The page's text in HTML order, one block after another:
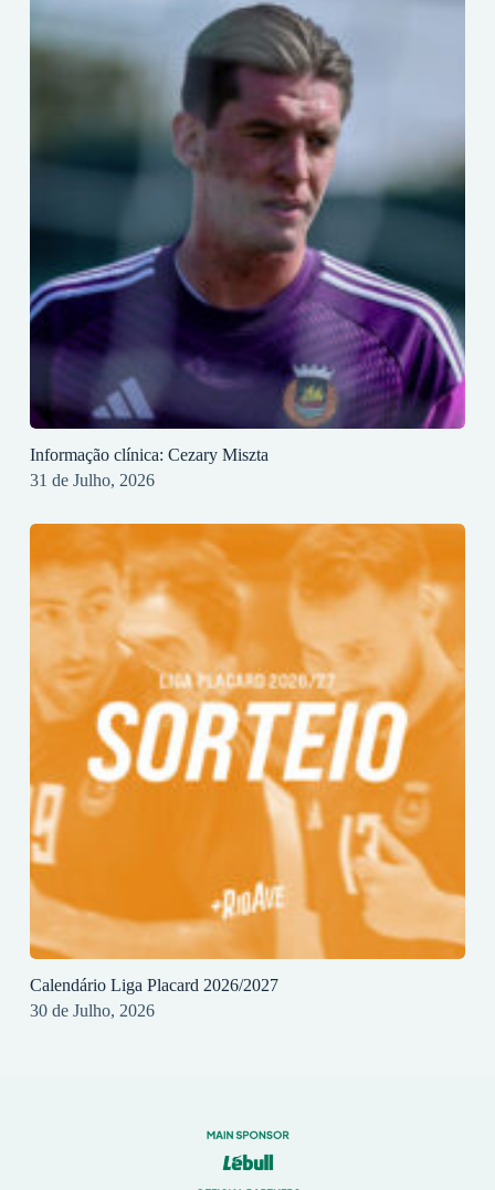
Informação clínica: Cezary Miszta
31 de Julho, 2026
Calendário Liga Placard 2026/2027
30 de Julho, 2026